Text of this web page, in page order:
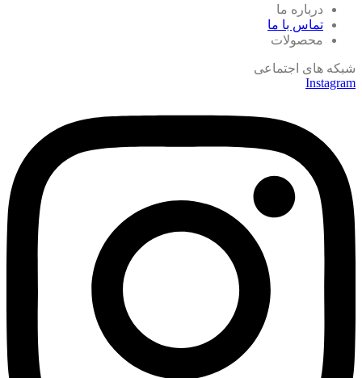
درباره ما
تماس با ما
محصولات
شبکه های اجتماعی
Instagram